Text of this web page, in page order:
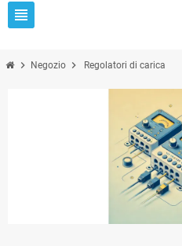
view_headline
chevron_right Negozio chevron_right Regolatori di carica